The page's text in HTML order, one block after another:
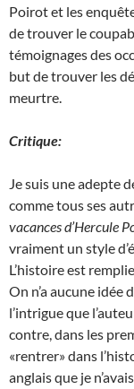
Poirot et les
de trouver le
témoignages des
but de trouver les
meurtre.
Critique:
Je suis une adepte
comme tous ses
vacances d’Hercule
vraiment un style
L’histoire est
On n’a aucune idée
l’intrigue que
contre, dans les
«rentrer» dans
anglais que je